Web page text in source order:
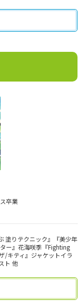
卒業
塗りテクニック』『美少年
ー』花海咲季『Fighting
/キティ』ジャケットイラ
ト 他